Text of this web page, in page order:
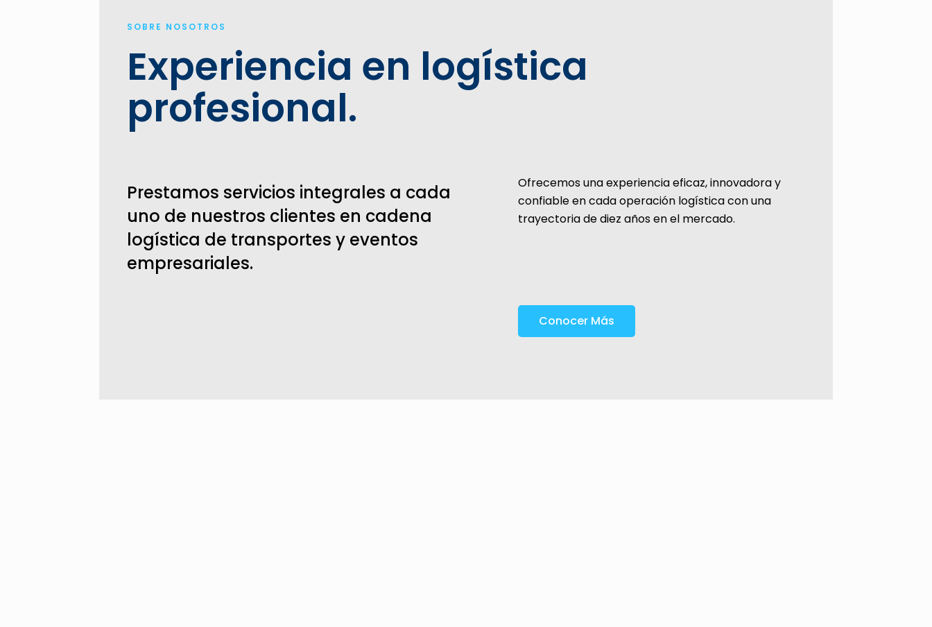
SOBRE NOSOTROS
Experiencia en logística
profesional.
Prestamos servicios integrales a cada
uno de nuestros clientes en cadena
logística de transportes y eventos
empresariales.
Ofrecemos una experiencia eficaz, innovadora y
confiable en cada operación logística con una
trayectoria de diez años en el mercado.
Conocer Más